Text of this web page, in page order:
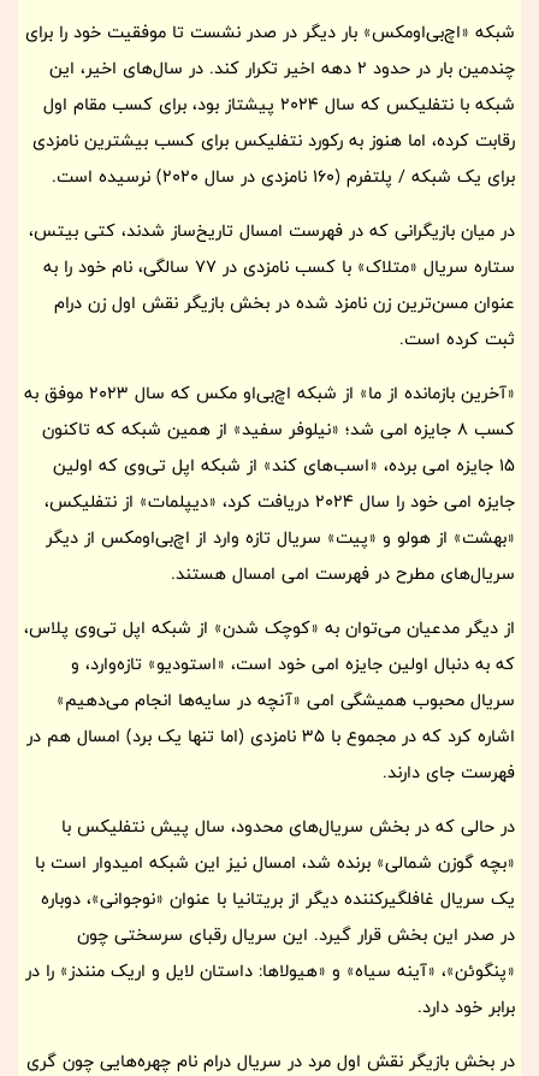
شبکه «اچ‌بی‌اومکس» بار دیگر در صدر نشست تا موفقیت خود را برای
چندمین بار در حدود 2 دهه اخیر تکرار کند. در سال‌های اخیر، این
شبکه با نتفلیکس که سال 2024 پیشتاز بود، برای کسب مقام اول
رقابت کرده، اما هنوز به رکورد نتفلیکس برای کسب بیشترین نامزدی
برای یک شبکه / پلتفرم (160 نامزدی در سال 2020) نرسیده است.
در میان بازیگرانی که در فهرست امسال تاریخ‌ساز شدند، کتی بیتس،
ستاره سریال «متلاک» با کسب نامزدی در 77 سالگی، نام خود را به
عنوان مسن‌ترین زن نامزد شده در بخش بازیگر نقش اول زن درام
ثبت کرده است.
«آخرین بازمانده از ما» از شبکه اچ‌بی‌او مکس که سال 2023 موفق به
کسب 8 جایزه امی شد؛ «نیلوفر سفید» از همین شبکه که تاکنون
15 جایزه امی برده، «اسب‌های کند» از شبکه اپل تی‌وی که اولین
جایزه امی خود را سال 2024 دریافت کرد، «دیپلمات» از نتفلیکس،
«بهشت» از هولو و «پیت» سریال تازه وارد از اچ‌بی‌اومکس از دیگر
سریال‌های مطرح در فهرست امی امسال هستند.
از دیگر مدعیان می‌توان به «کوچک شدن» از شبکه اپل تی‌وی پلاس،
که به دنبال اولین جایزه امی خود است، «استودیو» تازه‌وارد، و
سریال محبوب همیشگی امی «آنچه در سایه‌ها انجام می‌دهیم»
اشاره کرد که در مجموع با 35 نامزدی (اما تنها یک برد) امسال هم در
فهرست جای دارند.
در حالی که در بخش سریال‌های محدود، سال پیش نتفلیکس با
«بچه گوزن شمالی» برنده شد، امسال نیز این شبکه امیدوار است با
یک سریال غافلگیرکننده دیگر از بریتانیا با عنوان «نوجوانی»، دوباره
در صدر این بخش قرار گیرد. این سریال رقبای سرسختی چون
«پنگوئن»، «آینه سیاه» و «هیولاها: داستان لایل و اریک منندز» را در
برابر خود دارد.
در بخش بازیگر نقش اول مرد در سریال درام نام چهره‌هایی چون گری